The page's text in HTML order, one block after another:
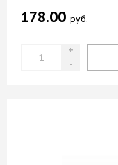
178.00 руб.